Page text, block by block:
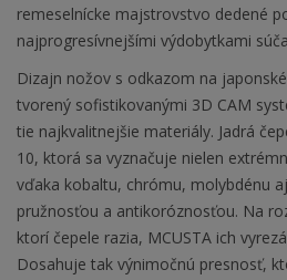
remeselnícke majstrovstvo dedené
najprogresívnejšími výdobytkami
Dizajn nožov s odkazom na
tvorený sofistikovanými 3D CAM
tie najkvalitnejšie materiály. Jadrá
10, ktorá sa vyznačuje nielen
vďaka kobaltu, chrómu, molybdénu
pružnosťou a antikoróznosťou. Na
ktorí čepele razia, MCUSTA ich
Dosahuje tak výnimočnú presnosť,